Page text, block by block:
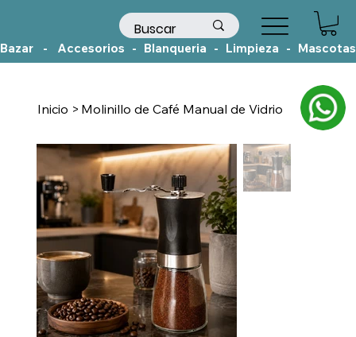
Bazar    -    Accesorios   -   Blanqueria   -   Limpieza   -
Inicio > Molinillo de Café Manual de Vidrio